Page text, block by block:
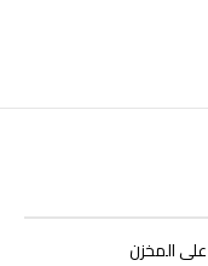
المخزن